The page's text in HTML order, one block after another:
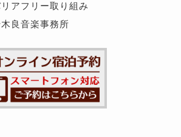
アフリー取り組み
良音楽事務所